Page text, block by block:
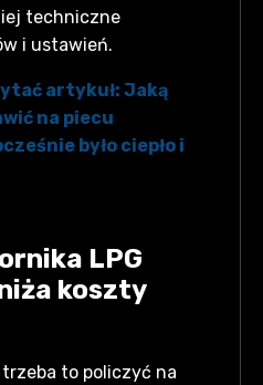
techniczne
i ustawień.
artykuł: Jaką
na piecu
było ciepło i
LPG
koszty
to policzyć na